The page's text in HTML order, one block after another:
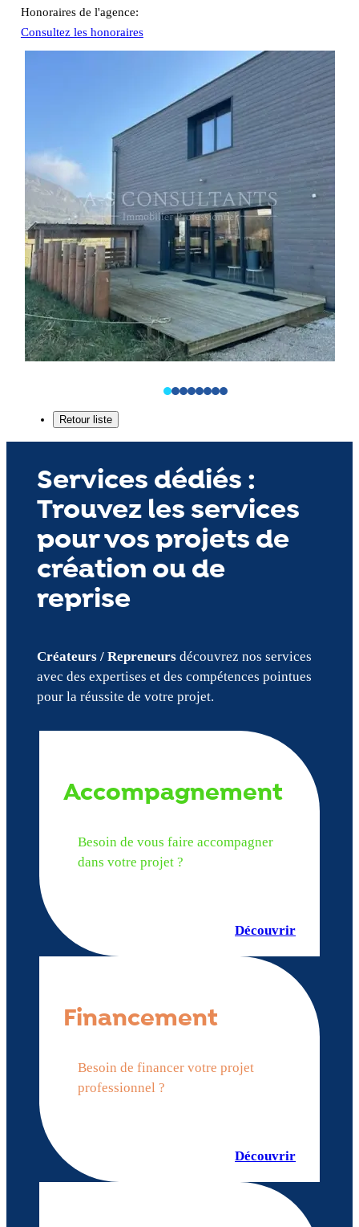
Honoraires de l'agence:
Consultez les honoraires
Services dédiés :
Trouvez les services
pour vos projets de
création ou de
reprise
Créateurs / Repreneursdécouvrez nos services
avec des expertises et des compétences pointues
pour la réussite de votre projet.
Accompagnement
Besoin de vous faire accompagner
dans votre projet ?
Découvrir
Financement
Besoin de financer votre projet
professionnel ?
Découvrir